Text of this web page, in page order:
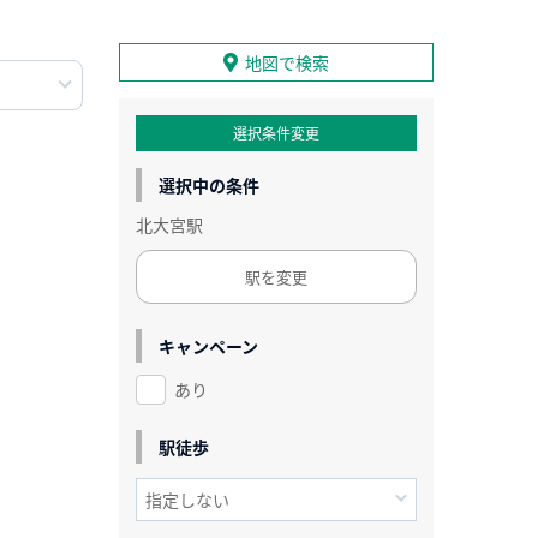
地図で検索
選択条件変更
選択中の条件
北大宮駅
駅を変更
キャンペーン
あり
駅徒歩